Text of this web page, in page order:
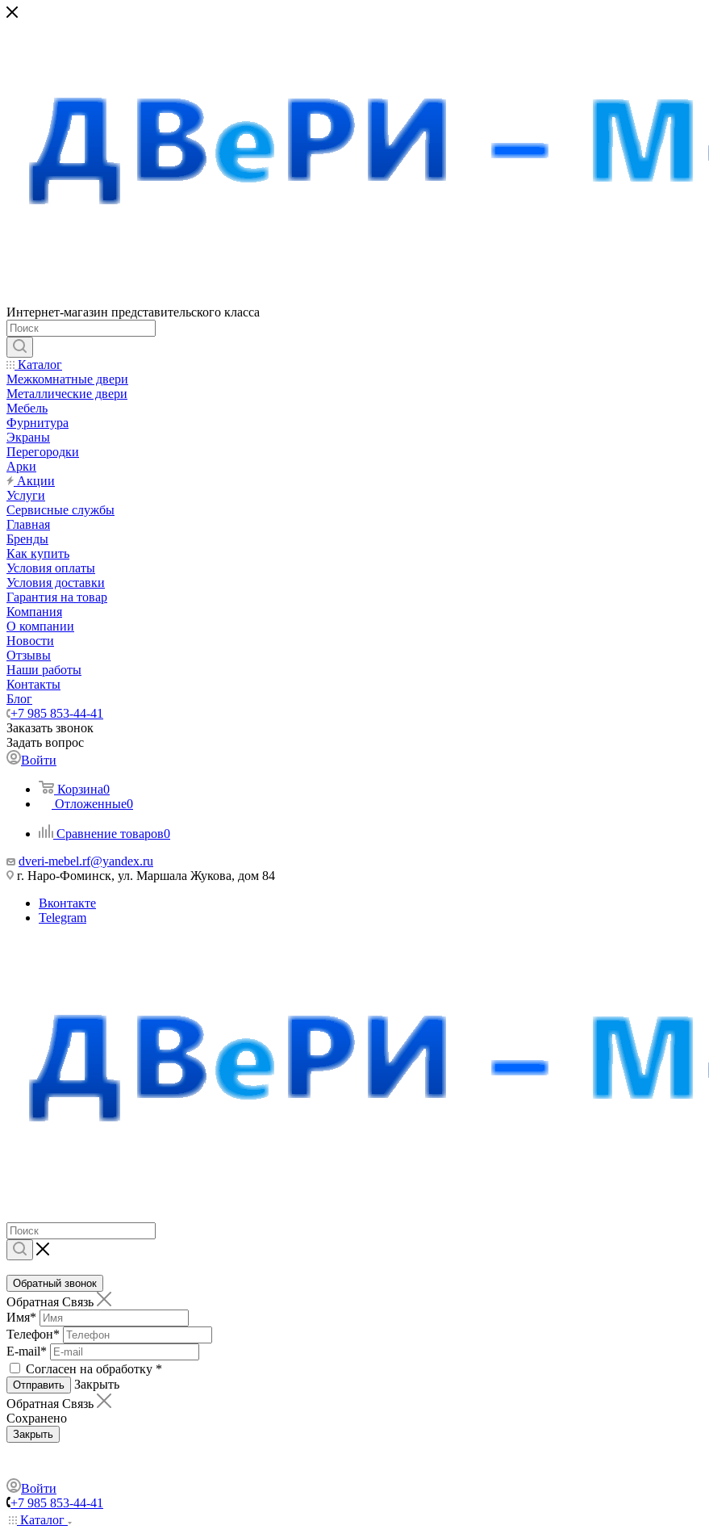
Интернет-магазин представительского класса
Каталог
Межкомнатные двери
Металлические двери
Мебель
Фурнитура
Экраны
Перегородки
Арки
Акции
Услуги
Сервисные службы
Главная
Бренды
Как купить
Условия оплаты
Условия доставки
Гарантия на товар
Компания
О компании
Новости
Отзывы
Наши работы
Контакты
Блог
+7 985 853-44-41
Заказать звонок
Задать вопрос
Войти
Корзина0
Отложенные0
Сравнение товаров0
dveri-mebel.rf@yandex.ru
г. Наро-Фоминск, ул. Маршала Жукова, дом 84
Вконтакте
Telegram
Обратный звонок
Обратная Связь
Имя*
Телефон*
E-mail*
Согласен на обработку *
Отправить
Закрыть
Обратная Связь
Сохранено
Закрыть
Войти
+7 985 853-44-41
Каталог